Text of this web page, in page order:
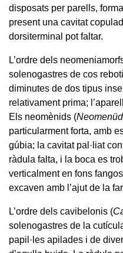
disposats per parells,
present una cavitat
dorsiterminal pot faltar.
L’ordre dels
solenogastres de cos
diminutes de dos tipus
relativament prima;
Els neomènids (
particularment forta, amb
gúbia; la cavitat pal·liat
ràdula falta, i la boca es
verticalment en fons
excaven amb l’ajut de la
L’ordre dels cavibelonis (
solenogastres de la
papil·les apilades i de